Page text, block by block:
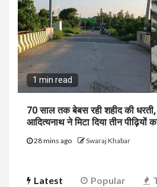
1 min read
70 साल तक बेबस रही शहीद की धरती,
आदित्यनाथ ने मिटा दिया तीन पीढ़ियों
28 mins ago Swaraj Khabar
Latest Popular